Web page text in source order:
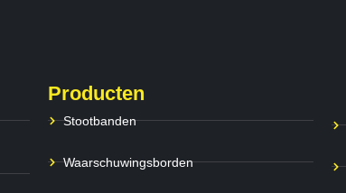
Producten
Stootbanden
Waarschuwingsborden